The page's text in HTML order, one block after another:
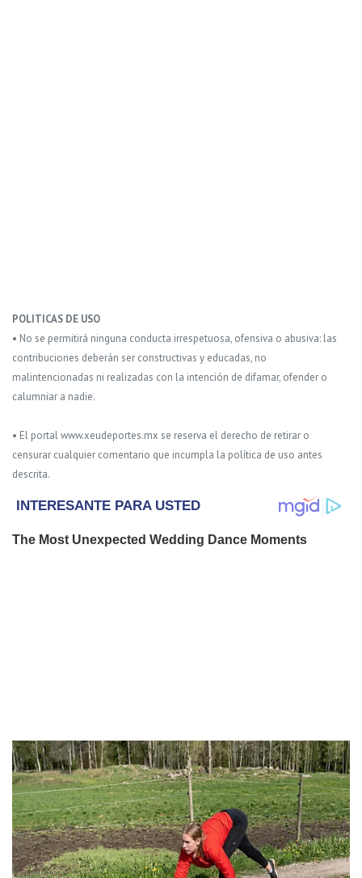
POLITICAS DE USO
• No se permitirá ninguna conducta irrespetuosa, ofensiva o abusiva: las
contribuciones deberán ser constructivas y educadas, no
malintencionadas ni realizadas con la intención de difamar, ofender o
calumniar a nadie.
• El portal www.xeudeportes.mx se reserva el derecho de retirar o
censurar cualquier comentario que incumpla la política de uso antes
descrita.